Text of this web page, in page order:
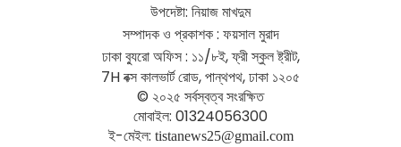
উপদেষ্টা: নিয়াজমাখদুম
সম্পাদকও প্রকাশক: ফয়সালমুরাদ
ঢাকাব্যুরোঅফিস: ১১/৮ই,ফ্রীস্কুলষ্ট্রীট,
7Hবক্সকালভার্টরোড,পান্থপথ,ঢাকা ১২০৫
© ২০২৫ সর্বস্বত্বসংরক্ষিত
মোবাইল: 01324056300
ই-মেইল: tistanews25@gmail.com